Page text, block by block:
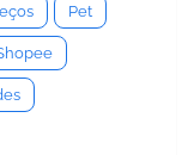
Pet